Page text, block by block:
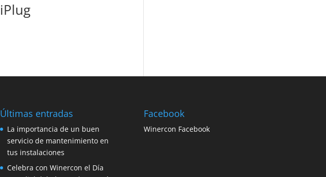
iPlug
Últimas entradas
La importancia de un buen
servicio de mantenimiento en
tus instalaciones
Celebra con Winercon el Día
Facebook
Winercon Facebook